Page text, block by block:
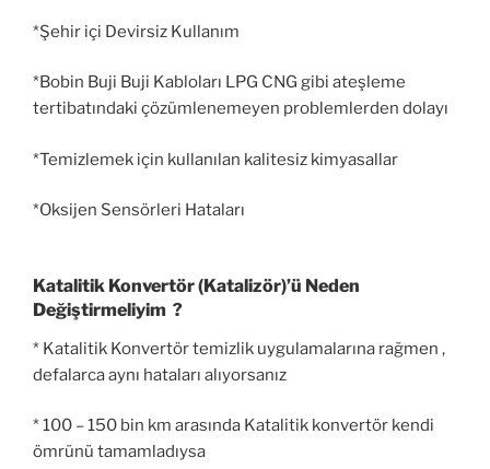
*Şehir içi Devirsiz Kullanım
*Bobin Buji Buji Kabloları LPG CNG gibi ateşleme
tertibatındaki çözümlenemeyen problemlerden dolayı
*Temizlemek için kullanılan kalitesiz kimyasallar
*Oksijen Sensörleri Hataları
Katalitik Konvertör (Katalizör)’ü Neden
Değiştirmeliyim ?
* Katalitik Konvertör temizlik uygulamalarına rağmen ,
defalarca aynı hataları alıyorsanız
* 100 – 150 bin km arasında Katalitik konvertör kendi
ömrünü tamamladıysa